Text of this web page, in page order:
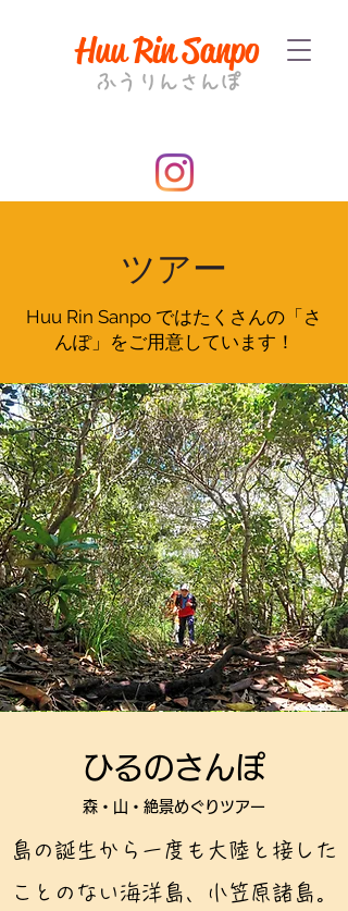
Huu Rin Sanpo
ふうりんさんぽ
​ツアー
​Huu Rin Sanpo ではたくさんの「さ
んぽ」をご用意しています！
ひるのさんぽ
​森・山・絶景めぐりツアー
​島の誕生から一度も大陸と接した
ことのない海洋島、小笠原諸島。